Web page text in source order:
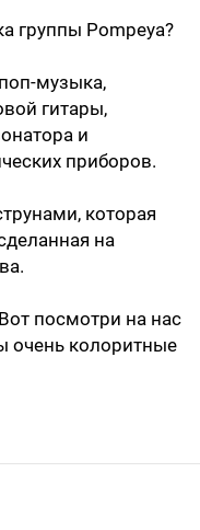
группы Pompeya?
музыка,
гитары,
и
приборов.
которая
на
посмотри на нас
очень колоритные